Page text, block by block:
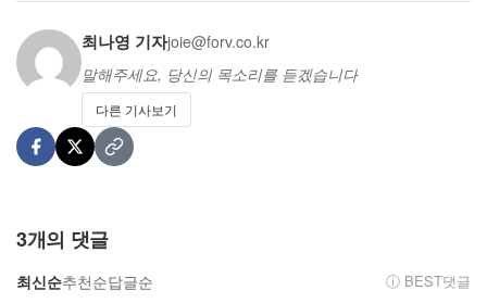
최나영 기자joie@forv.co.kr
말해주세요, 당신의 목소리를 듣겠습니다
다른 기사보기
3개의 댓글
최신순추천순답글순 ⓘ BEST댓글